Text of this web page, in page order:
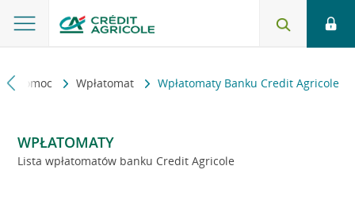
i pomoc Wpłatomat Wpłatomaty Banku Credit Agricole
WPŁATOMATY
Lista wpłatomatów banku Credit Agricole